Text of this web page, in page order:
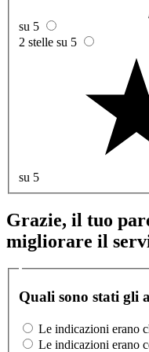
su 5
2 stelle su 5
su 5
Grazie, il tuo
migliorare il
Quali sono stati gli
Le indicazioni erano
Le indicazioni erano